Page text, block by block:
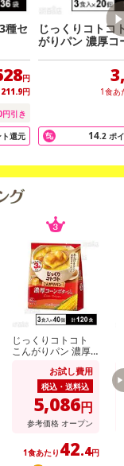
種セ
円
211.9円
円引き
還元
じっくりコトコ
がりパン 濃厚コ
1食あ
14.2 ポ
じっくりコトコト
こんがりパン 濃厚
お試し費用
税込・送料込
5,086円
参考価格 オープン
1食あたり 42.4円